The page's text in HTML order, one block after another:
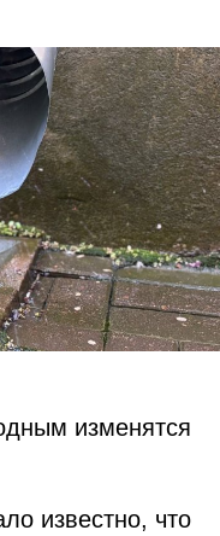
изменятся
известно, что